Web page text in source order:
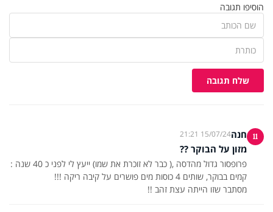
הוסיפו תגובה
שלח תגובה
11 חנה15/07/24 21:21
מזון על הבוקר ??
פרופסור גדול מהדסה ,( כבר לא זוכרת את שמו) ייעץ לי לפני כ 40 שנה :
מסתבר שזו הייתה עצת זהב !!